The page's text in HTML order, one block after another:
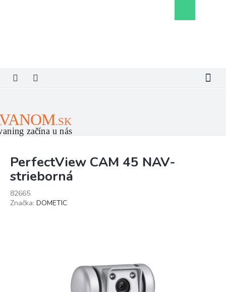
košík
PerfectView CAM 45 NAV-
strieborná
82665
Značka: DOMETIC